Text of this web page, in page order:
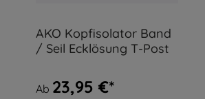
AKO Kopfisolator Band
/ Seil Ecklösung T-Post
Ab 23,95 €*